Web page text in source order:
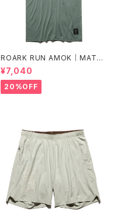
ROARK RUN AMOK｜MATHI
S CORE SS col.FOREST
¥7,040
20%OFF